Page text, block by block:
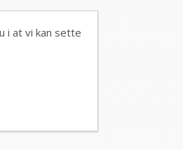
i at vi kan sette